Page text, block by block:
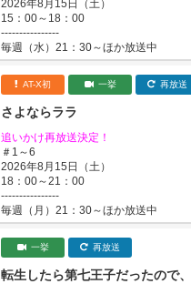
2026年8月15日（土）
15：00～18：00
----------------
毎週（水）21：30～ほか放送中
AT-X初 一挙 再放送
さよならララ
追いかけ再放送決定！
＃1～6
2026年8月15日（土）
18：00～21：00
----------------
毎週（月）21：30～ほか放送中
一挙 再放送
転生したら第七王子だったので